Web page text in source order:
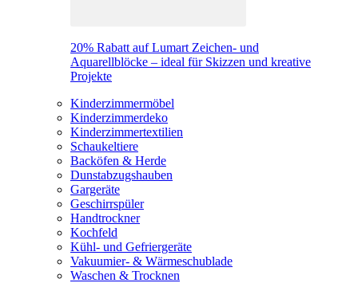
20% Rabatt auf Lumart Zeichen- und
Aquarellblöcke – ideal für Skizzen und kreative
Projekte
Kinderzimmermöbel
Kinderzimmerdeko
Kinderzimmertextilien
Schaukeltiere
Backöfen & Herde
Dunstabzugshauben
Gargeräte
Geschirrspüler
Handtrockner
Kochfeld
Kühl- und Gefriergeräte
Vakuumier- & Wärmeschublade
Waschen & Trocknen